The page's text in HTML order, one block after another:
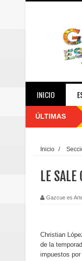
INICIO
ÚLTIMAS
Inicio /
LE SALE
Gazcue es
Christian
de la
impuestos